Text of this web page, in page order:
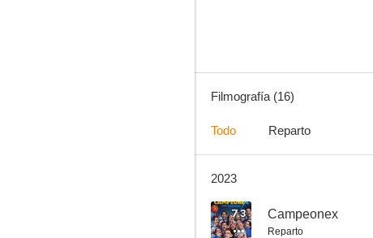
Filmografía (16)
Todo Reparto
2023
7.3 Campeonex
Reparto